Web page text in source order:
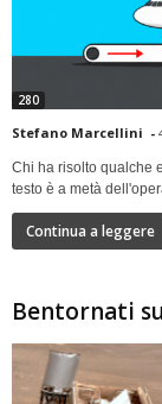
280
Stefano Marcellini -
Chi ha risolto qualche
testo è a metà
Continua a leggere
Bentornati